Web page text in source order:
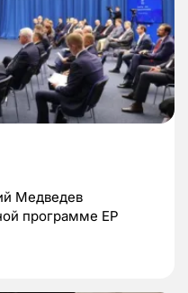
Медведев
программе ЕР